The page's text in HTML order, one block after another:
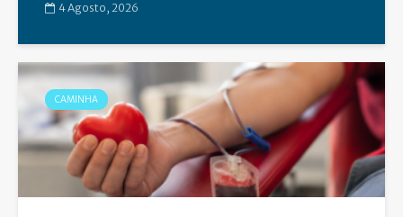
4 Agosto, 2026
CAMINHA